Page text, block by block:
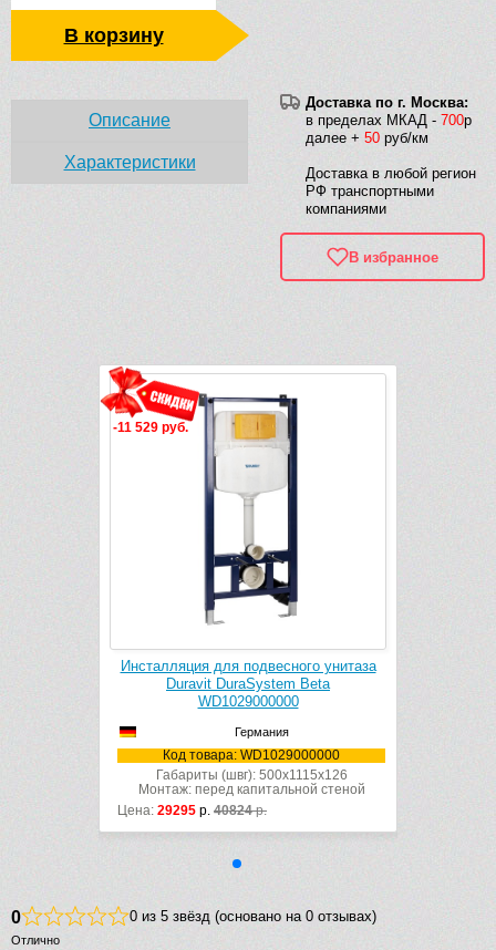
В корзину
Доставка по г. Москва:
в пределах МКАД - 700р
далее + 50 руб/км
Доставка в любой регион
РФ транспортными
компаниями
В избранное
Описание
Характеристики
-11 529 руб.
Инсталляция для подвесного унитаза
Duravit DuraSystem Beta
WD1029000000
Германия
Код товара: WD1029000000
Габариты (швг): 500x1115x126
Монтаж: перед капитальной стеной
Цена:29295р.40824
0 0 из 5 звёзд (основано на 0 отзывах)
Отлично